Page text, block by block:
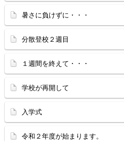
暑さに負けずに・・・
分散登校２週目
１週間を終えて・・・
学校が再開して
入学式
令和２年度が始まります。